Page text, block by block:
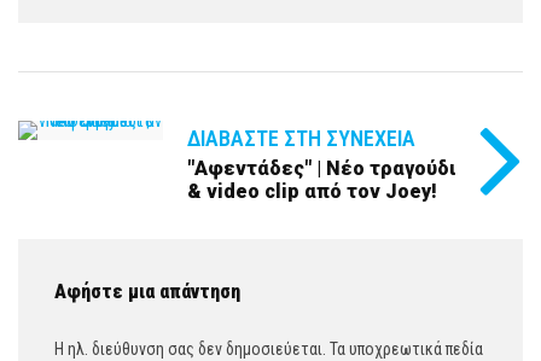
ΔΙΑΒΆΣΤΕ ΣΤΗ ΣΥΝΈΧΕΙΑ
"Αφεντάδες" | Νέο τραγούδι
& video clip από τον Joey!
Αφήστε μια απάντηση
Η ηλ. διεύθυνση σας δεν δημοσιεύεται. Τα υποχρεωτικά πεδία